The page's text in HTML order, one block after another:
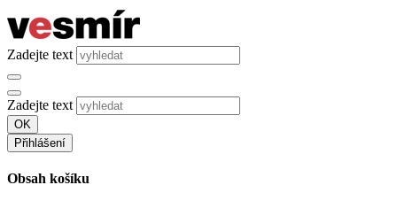
Zadejte text
Zadejte text
OK
Přihlášení
Obsah košíku